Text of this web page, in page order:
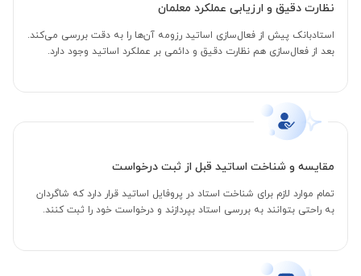
نظارت دقیق و ارزیابی عملکرد معلمان
استادبانک پیش از فعال‌سازی اساتید رزومه آن‌ها را به دقت بررسی می‌کند.
بعد از فعال‌سازی هم نظارت دقیق و دائمی بر عملکرد اساتید وجود دارد.
مقایسه و شناخت اساتید قبل از ثبت درخواست
تمام موارد لازم برای شناخت استاد در پروفایل اساتید قرار دارد که شاگردان
به راحتی بتوانند به بررسی استاد بپردازند و درخواست خود را ثبت کنند.